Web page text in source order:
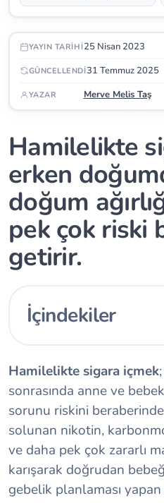
YAYIN TARIHI25 Nisan 2023
GÜNCELLENDI31 Temmuz 2025
YAZAR Merve Melis Taş
Hamilelikte
erken
doğum
pek çok riski
getirir.
İçindekiler
Hamilelikte sigara içmek
sonrasında anne ve
sorunu riskini
solunan nikotin,
ve daha pek çok zararlı
karışarak doğrudan
gebelik planlaması